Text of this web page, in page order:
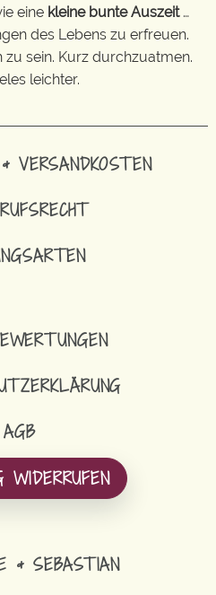
eine kleine bunte Auszeit…
des Lebens zu erfreuen.
sein. Kurz durchzuatmen.
leichter.
VERSANDKOSTEN
AGB
WIDERRUFEN
& SEBASTIAN